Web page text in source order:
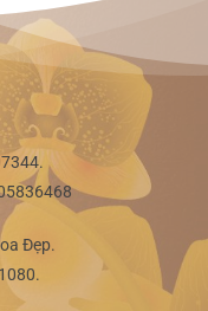
.
Đẹp.
.